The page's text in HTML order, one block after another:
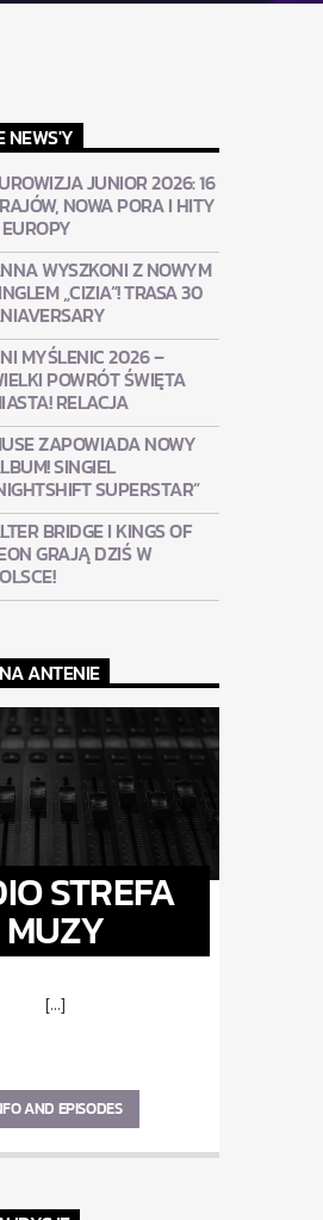
NEWS'Y
JUNIOR 2026: 16
NOWA PORA I HITY
WYSZKONI Z NOWYM
„CIZIA”! TRASA 30
MYŚLENIC 2026 –
POWRÓT ŚWIĘTA
RELACJA
ZAPOWIADA NOWY
SINGIEL
SUPERSTAR”
BRIDGE I KINGS OF
GRAJĄ DZIŚ W
ANTENIE
STREFA
MUZY
[...]
AND EPISODES